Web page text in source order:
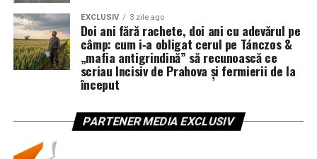
EXCLUSIV 3 zile ago
Doi ani fără rachete, doi ani cu adevărul pe
câmp: cum i‑a obligat cerul pe Tánczos &
„mafia antigrindină” să recunoască ce
scriau Incisiv de Prahova și fermierii de la
început
PARTENER MEDIA EXCLUSIV